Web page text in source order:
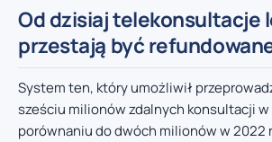
Od dzisiaj telekonsultacje
przestają być
System ten, który umożliwił
sześciu milionów zdalnych konsultacji w
porównaniu do dwóch milionów w 2022